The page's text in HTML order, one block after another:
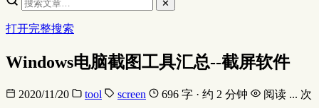
✕
打开完整搜索
Windows电脑截图工具汇总--截屏软件
2020/11/20 tool screen 696 字 · 约 2 分钟 阅读 ... 次